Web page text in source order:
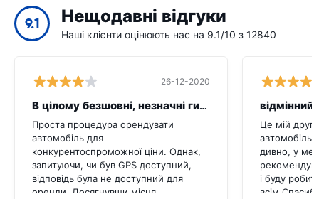
9.1 Нещодавні відгуки
Наші клієнти оцінюють нас на 9.1/10 з 12840
26-12-2020
В цілому безшовні, незначні гикати
Проста процедура орендувати
автомобіль для
конкурентоспроможної ціни. Однак,
запитуючи, чи був GPS доступний,
відповідь була не доступний для
оренди. Досягнувши місця
відмінний
Це мій
автомобіль
дивно, у
і буду